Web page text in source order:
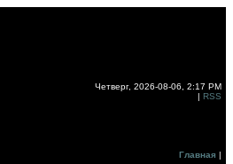
Четверг, 2026-08-06, 2:17 PM
| RSS
Главная |